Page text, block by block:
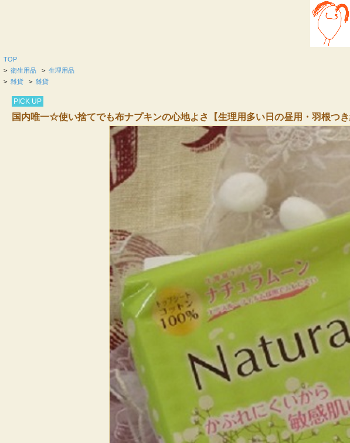
TOP
> 衛生用品 > 生理用品
> 雑貨 > 雑貨
PICK UP
国内唯一☆使い捨てでも布ナプキンの心地よさ【生理用多い日の昼用・羽根つ